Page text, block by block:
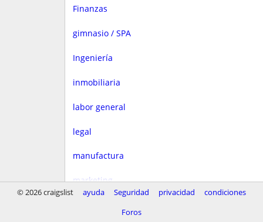
Finanzas
gimnasio / SPA
Ingeniería
inmobiliaria
labor general
legal
manufactura
marketing
© 2026 craigslist ayuda Seguridad privacidad
condiciones
Foros